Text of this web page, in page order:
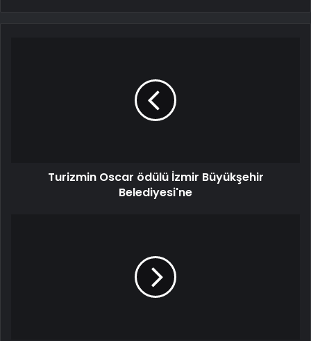
Turizmin Oscar ödülü İzmir Büyükşehir
Belediyesi'ne